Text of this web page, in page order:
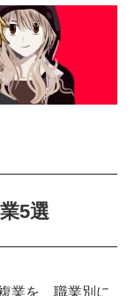
5選
業を、職業別に